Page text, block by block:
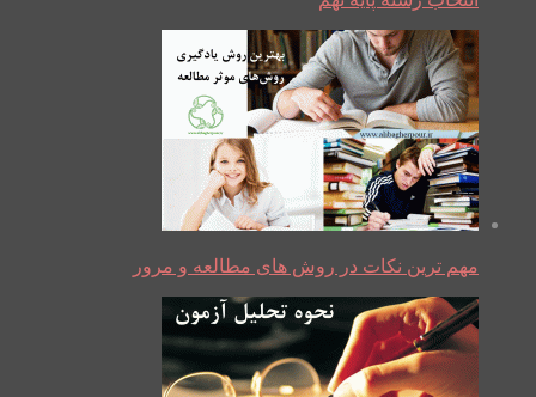
مهم ترین نکات در روش های مطالعه و مرور